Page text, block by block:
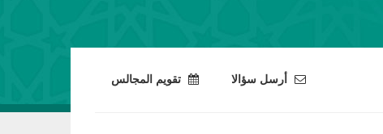
أرسل سؤالا تقويم المجالس